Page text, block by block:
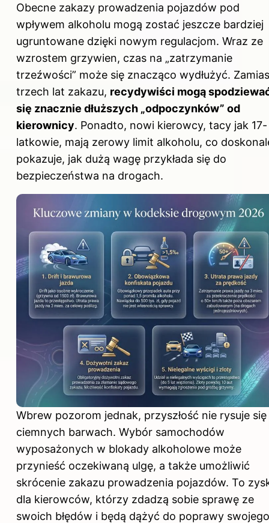
Obecne zakazy prowadzenia pojazdów pod
wpływem alkoholu mogą zostać jeszcze bardziej
ugruntowane dzięki nowym regulacjom. Wraz ze
wzrostem grzywien, czas na „zatrzymanie
trzeźwości” może się znacząco wydłużyć.
trzech lat zakazu, recydywiści mogą
się znacznie dłuższych „odpoczynków” od
kierownicy. Ponadto, nowi kierowcy, tacy jak 17-
latkowie, mają zerowy limit alkoholu, co
pokazuje, jak dużą wagę przykłada się do
bezpieczeństwa na drogach.
Wbrew pozorom jednak, przyszłość nie rysuje
ciemnych barwach. Wybór samochodów
wyposażonych w blokady alkoholowe może
przynieść oczekiwaną ulgę, a także umożliwić
skrócenie zakazu prowadzenia pojazdów. To
dla kierowców, którzy zdadzą sobie sprawę ze
swoich błędów i będą dążyć do poprawy swojego